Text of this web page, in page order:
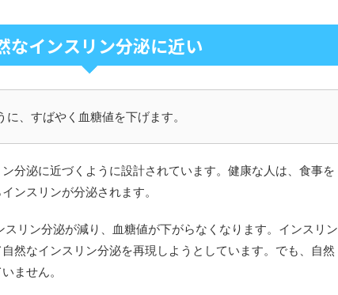
なインスリン分泌に近い
、すばやく血糖値を下げます。
分泌に近づくように設計されています。健康な人は、食事を
ンスリンが分泌されます。
スリン分泌が減り、血糖値が下がらなくなります。インスリン
然なインスリン分泌を再現しようとしています。でも、自然
ません。